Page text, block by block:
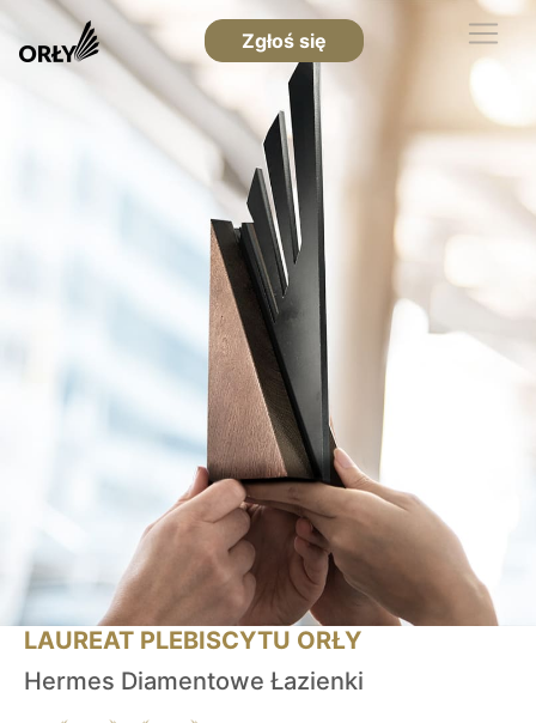
Zgłoś się
LAUREAT PLEBISCYTU ORŁY
Hermes Diamentowe Łazienki